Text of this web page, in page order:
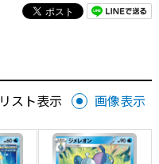
リスト表示 画像表示